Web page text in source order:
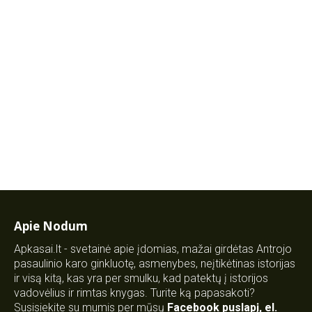
Apie Nodum
Apkasai.lt - svetainė apie įdomias, mažai girdėtas Antrojo
pasaulinio karo ginkluotę, asmenybes, neįtikėtinas istorijas
ir visą kitą, kas yra per smulku, kad patektų į istorijos
vadovėlius ir rimtas knygas. Turite ką papasakoti?
Susisiekite su mumis per mūsų Facebook puslapį, el.